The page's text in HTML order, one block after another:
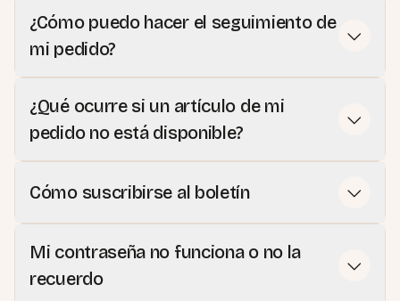
¿Cómo puedo hacer el seguimiento de
mi pedido?
¿Qué ocurre si un artículo de mi
pedido no está disponible?
Cómo suscribirse al boletín
Mi contraseña no funciona o no la
recuerdo